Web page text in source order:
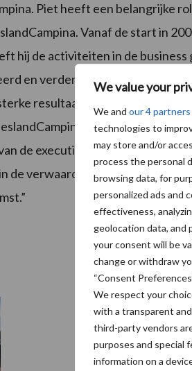
We value your
We and our 4 partners
technologies to
may store and/or
process the personal
browsing data, for
personalized ads and
effectiveness,
geolocation data, and
your consent will be
change or withdraw
“Consent
We respect your
with a transparent
third-party vendors
purposes and special
information on a
Piet heeft een belangrijke
Vanaf de start in
hij de activiteiten in de
en verder uitgebouwd. Met de
resultaatgroei gerealiseerd.
in de Benelux en in
de executive board met
verwaarding van het